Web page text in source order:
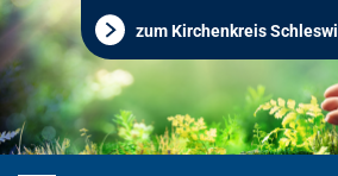
zum Kirchenkreis